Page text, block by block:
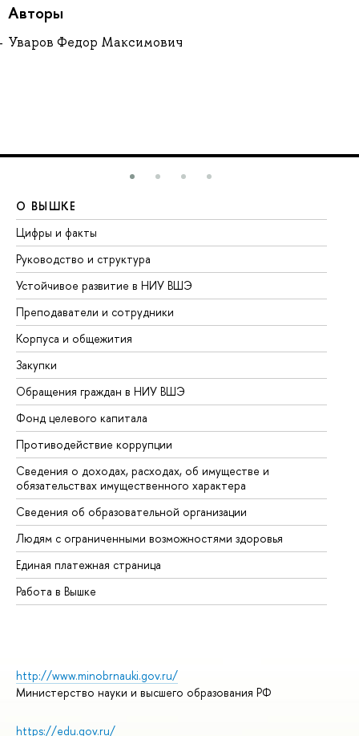
Авторы
Уваров Федор Максимович
О ВЫШКЕ
Цифры и факты
Руководство и структура
Устойчивое развитие в НИУ ВШЭ
Преподаватели и сотрудники
Корпуса и общежития
Закупки
Обращения граждан в НИУ ВШЭ
Фонд целевого капитала
Противодействие коррупции
Сведения о доходах, расходах, об имуществе и
обязательствах имущественного характера
Сведения об образовательной организации
Людям с ограниченными возможностями здоровья
Единая платежная страница
Работа в Вышке
http://www.minobrnauki.gov.ru/
Министерство науки и высшего образования РФ
https://edu.gov.ru/